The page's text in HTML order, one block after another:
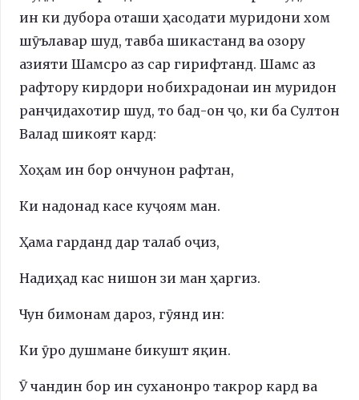
ин ки дубора оташи ҳасодати муридони хом
шӯълавар шуд, тавба шикастанд ва озору
азияти Шамсро аз сар гирифтанд. Шамс аз
рафтору кирдори нобихрадонаи ин муридон
ранҷидахотир шуд, то бад-он ҷо, ки ба Султон
Валад шикоят кард:
Хоҳам ин бор ончунон рафтан,
Ки надонад касе куҷоям ман.
Ҳама гарданд дар талаб оҷиз,
Надиҳад кас нишон зи ман ҳаргиз.
Чун бимонам дароз, гӯянд ин:
Ки ӯро душмане бикушт яқин.
Ӯ чандин бор ин суханонро такрор кард ва